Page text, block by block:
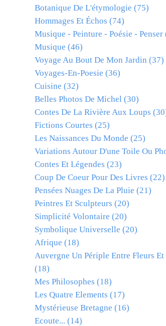
Botanique De L'étymologie (75)
Hommages Et Échos (74)
Musique - Peinture - Poésie - Penser
Musique (46)
Voyage Au Bout De Mon Jardin (37)
Voyages-En-Poesie (36)
Cuisine (32)
Belles Photos De Michel (30)
Contes De La Rivière Aux Loups
Fictions Courtes (25)
Les Naissances Du Monde (25)
Variations Autour D'une Toile Ou
Contes Et Légendes (23)
Coup De Coeur Pour Des Livres (22)
Pensées Nuages De La Pluie (21)
Peintres Et Sculpteurs (20)
Simplicité Volontaire (20)
Symbolique Universelle (20)
Afrique (18)
Auvergne Un Périple Entre Fleurs Et
(18)
Mes Philosophes (18)
Les Quatre Elements (17)
Mystérieuse Bretagne (16)
Ecoute... (14)